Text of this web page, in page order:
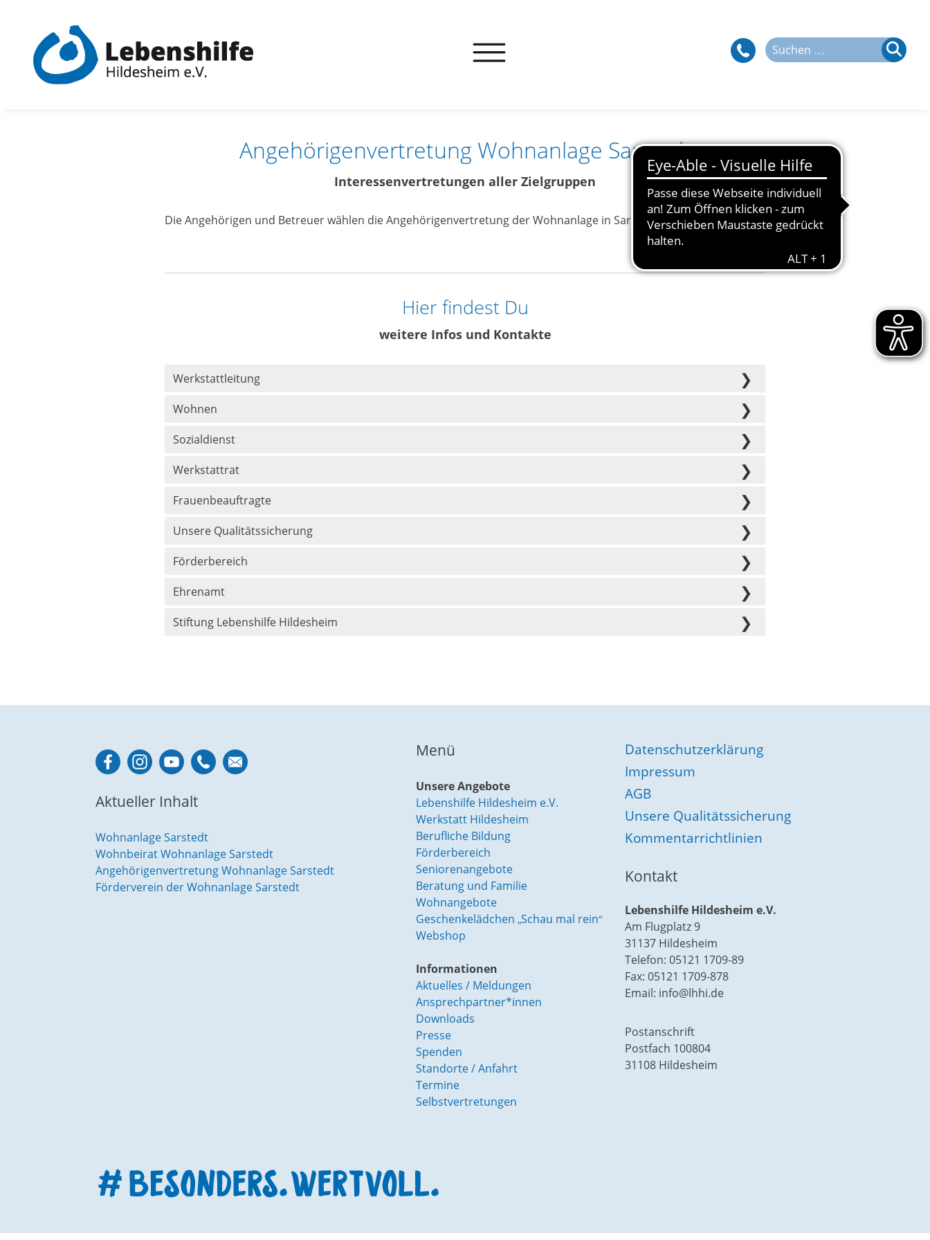
content
Suchen
nach:
Angehörigenvertretung Wohnanlage Sarstedt
Interessenvertretungen aller Zielgruppen
Die Angehörigen und Betreuer wählen die Angehörigenvertretung der Wohnanlage in Sarstedt.
Hier findest Du
weitere Infos und Kontakte
Werkstattleitung
Wohnen
Sozialdienst
Werkstattrat
Frauenbeauftragte
Unsere Qualitätssicherung
Förderbereich
Ehrenamt
Stiftung Lebenshilfe Hildesheim
Aktueller Inhalt
Wohnanlage Sarstedt
Wohnbeirat Wohnanlage Sarstedt
Angehörigenvertretung Wohnanlage Sarstedt
Förderverein der Wohnanlage Sarstedt
Menü
Unsere Angebote
Lebenshilfe Hildesheim e.V.
Werkstatt Hildesheim
Berufliche Bildung
Förderbereich
Seniorenangebote
Beratung und Familie
Wohnangebote
Geschenkelädchen „Schau mal rein“
Webshop
Informationen
Aktuelles / Meldungen
Ansprechpartner*innen
Downloads
Presse
Spenden
Standorte / Anfahrt
Termine
Selbstvertretungen
Datenschutzerklärung
Impressum
AGB
Unsere Qualitätssicherung
Kommentarrichtlinien
Kontakt
Lebenshilfe Hildesheim e.V.
Am Flugplatz 9
31137 Hildesheim
Telefon: 05121 1709-89
Fax: 05121 1709-878
Email: info@lhhi.de
Postanschrift
Postfach 100804
31108 Hildesheim